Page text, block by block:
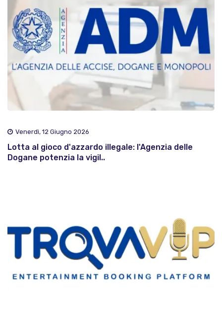
Venerdì, 12 Giugno 2026
Lotta al gioco d'azzardo illegale: l'Agenzia delle
Dogane potenzia la vigil..